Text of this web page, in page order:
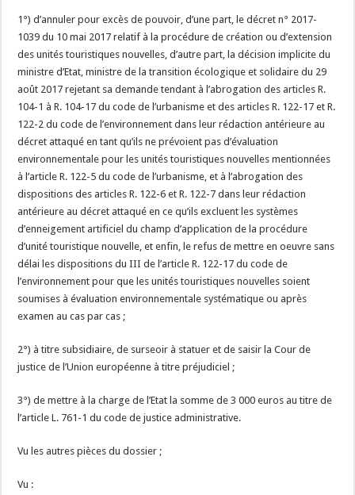
1°) d’annuler pour excès de pouvoir, d’une part, le décret n° 2017-
1039 du 10 mai 2017 relatif à la procédure de création ou d’extension
des unités touristiques nouvelles, d’autre part, la décision implicite du
ministre d’Etat, ministre de la transition écologique et solidaire du 29
août 2017 rejetant sa demande tendant à l’abrogation des articles R.
104-1 à R. 104-17 du code de l’urbanisme et des articles R. 122-17 et R.
122-2 du code de l’environnement dans leur rédaction antérieure au
décret attaqué en tant qu’ils ne prévoient pas d’évaluation
environnementale pour les unités touristiques nouvelles mentionnées
à l’article R. 122-5 du code de l’urbanisme, et à l’abrogation des
dispositions des articles R. 122-6 et R. 122-7 dans leur rédaction
antérieure au décret attaqué en ce qu’ils excluent les systèmes
d’enneigement artificiel du champ d’application de la procédure
d’unité touristique nouvelle, et enfin, le refus de mettre en oeuvre sans
délai les dispositions du III de l’article R. 122-17 du code de
l’environnement pour que les unités touristiques nouvelles soient
soumises à évaluation environnementale systématique ou après
examen au cas par cas ;
2°) à titre subsidiaire, de surseoir à statuer et de saisir la Cour de
justice de l’Union européenne à titre préjudiciel ;
3°) de mettre à la charge de l’Etat la somme de 3 000 euros au titre de
l’article L. 761-1 du code de justice administrative.
Vu les autres pièces du dossier ;
Vu :